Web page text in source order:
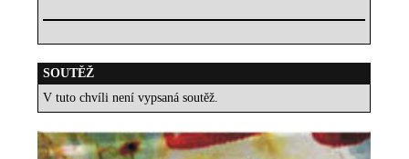
SOUTĚŽ
V tuto chvíli není vypsaná soutěž.